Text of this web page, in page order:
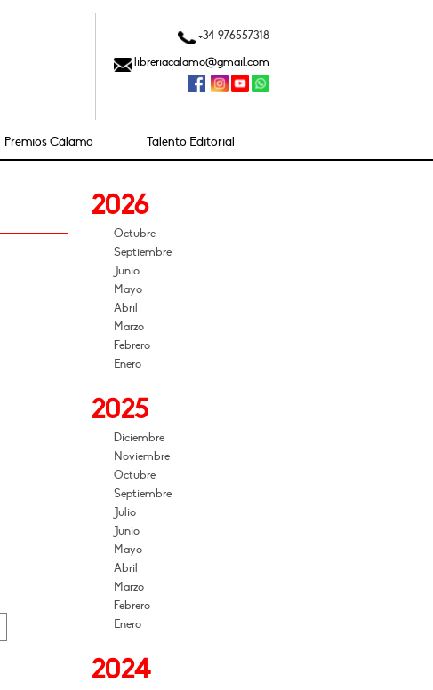
+34 976557318
libreriacalamo@gmail.com
Premios Cálamo Talento Editorial
2026
Octubre
Septiembre
Junio
Mayo
Abril
Marzo
Febrero
Enero
2025
Diciembre
Noviembre
Octubre
Septiembre
Julio
Junio
Mayo
Abril
Marzo
Febrero
Enero
2024